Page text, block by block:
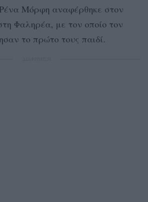
Μόρφη αναφέρθηκε στον
Φαληρέα, με τον οποίο τον
το πρώτο τους παιδί.